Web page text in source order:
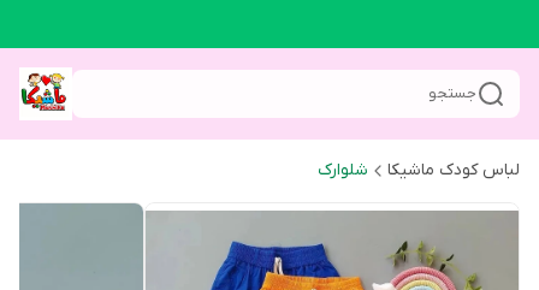
جستجو
لباس کودک ماشیکا شلوارک